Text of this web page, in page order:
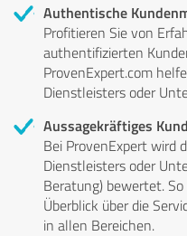
Authentische
Profitieren Sie von
authentifizierten
ProvenExpert.com
Dienstleisters oder
Aussagekräftiges
Bei ProvenExpert wird
Dienstleisters oder
Beratung) bewertet.
Überblick über die
in allen Bereichen.